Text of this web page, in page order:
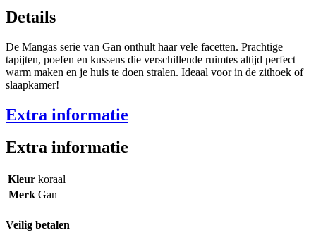
Details
De Mangas serie van Gan onthult haar vele facetten. Prachtige
tapijten, poefen en kussens die verschillende ruimtes altijd perfect
warm maken en je huis te doen stralen. Ideaal voor in de zithoek of
slaapkamer!
Extra informatie
Extra informatie
Kleur koraal
Merk Gan
Veilig betalen